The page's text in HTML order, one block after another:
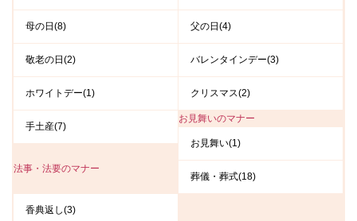
母の日(8) 父の日(4)
敬老の日(2) バレンタインデー(3)
ホワイトデー(1) クリスマス(2)
手土産(7)
お見舞いのマナー
お見舞い(1)
法事・法要のマナー
葬儀・葬式(18)
香典返し(3)